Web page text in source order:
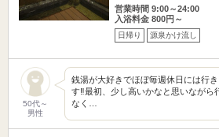
営業時間 9:00～24:00
入浴料金 800円～
日帰り 源泉かけ流し
50代～
男性
銭湯が大好きでほぼ毎週休日には行
す‼️最初、少し高いかなと思いながら
なく…